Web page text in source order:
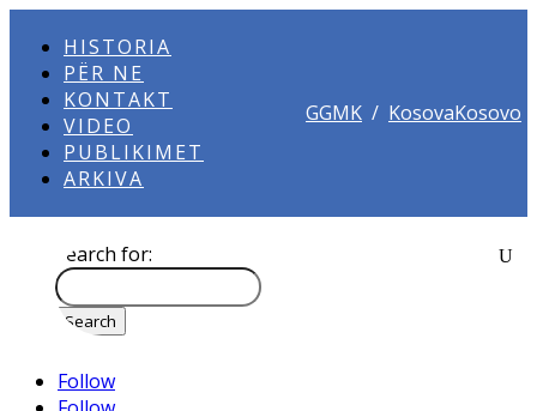
HISTORIA
PËR NE
KONTAKT
VIDEO
PUBLIKIMET
ARKIVA
GGMK / KosovaKosovo
Search for:
Follow